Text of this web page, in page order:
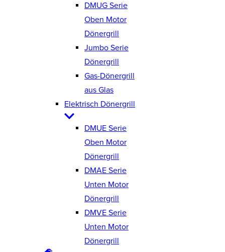
DMUG Serie
Oben Motor
Dönergrill
Jumbo Serie
Dönergrill
Gas-Dönergrill
aus Glas
Elektrisch Dönergrill
DMUE Serie
Oben Motor
Dönergrill
DMAE Serie
Unten Motor
Dönergrill
DMVE Serie
Unten Motor
Dönergrill